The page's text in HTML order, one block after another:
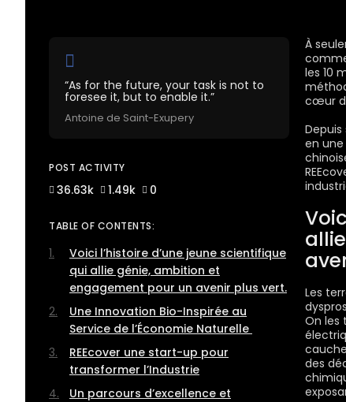
À
les 10
cœur
en une
Les
On les
des
“As for the future, your task is not to
foresee it, but to enable it.”
Antoine de Saint-Exupery
POST ACTIVITY
36.63k 1.49k 0
TABLE OF CONTENTS:
Voici l’histoire d’une jeune scientifique
qui allie génie, ambition et
engagement pour un avenir plus vert.
Une Innovation Bio-Inspirée au
Service de l’Économie Naturelle
REEcover une start-up pour
transformer l’Industrie
Un parcours d’excellence et